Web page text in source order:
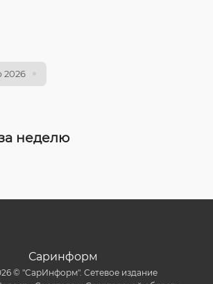
2026
неделю
© "СарИнформ". Сетевое издание